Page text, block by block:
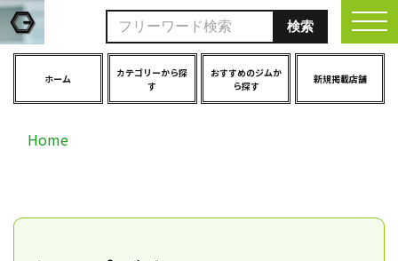
ホーム
カテゴリーから探
す
おすすめのジムか
ら探す
新規掲載店舗
Home